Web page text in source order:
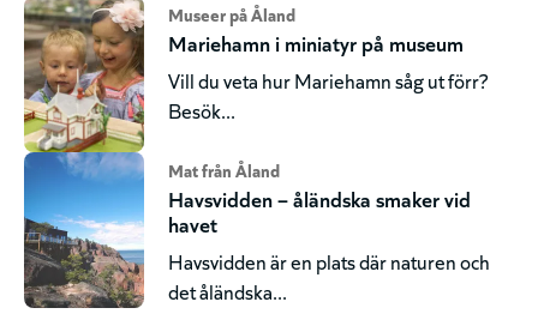
Museer på Åland
Mariehamn i miniatyr på museum
Vill du veta hur Mariehamn såg ut förr?
Besök...
Mat från Åland
Havsvidden – åländska smaker vid
havet
Havsvidden är en plats där naturen och
det åländska...